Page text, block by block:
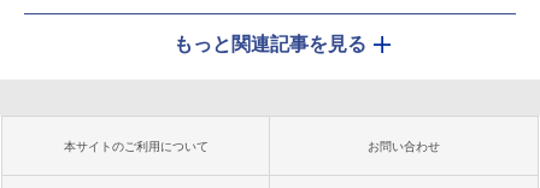
もっと関連記事を見る
本サイトのご利用について お問い合わせ